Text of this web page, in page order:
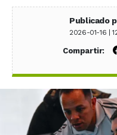
Publicado
2026-01-16 |
Compartir: